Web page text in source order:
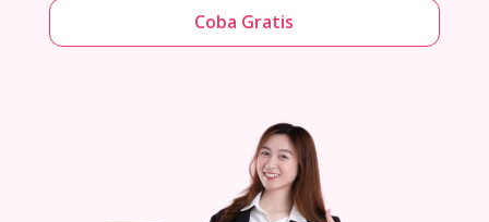
Coba Gratis